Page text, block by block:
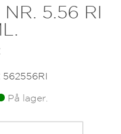
5.56 RI
562556RI
På lager.